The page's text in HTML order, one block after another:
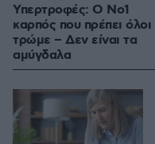
Υπερτροφές: Ο Νο1
καρπός που πρέπει όλοι
τρώμε – Δεν είναι τα
αμύγδαλα